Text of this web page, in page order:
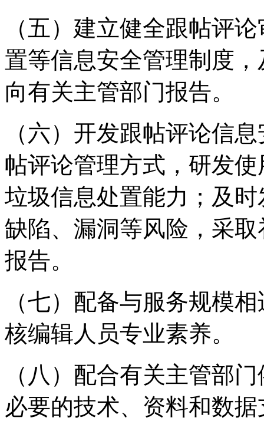
（五）建立健全跟帖评
置等信息安全管理制度
向有关主管部门报告。
（六）开发跟帖评论信
帖评论管理方式，研发
垃圾信息处置能力；及
缺陷、漏洞等风险，采
报告。
（七）配备与服务规模
核编辑人员专业素养。
（八）配合有关主管部
必要的技术、资料和数